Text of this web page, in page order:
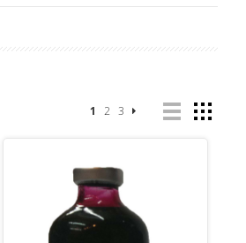
1 2 3